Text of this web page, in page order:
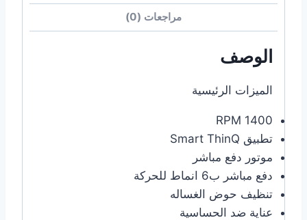
مراجعات (0)
الوصف
الميزات الرئيسية
1400 RPM
تطبيق Smart ThinQ
موتور دفع مباشر
دفع مباشر ب6 انماط للحركة
تنظيف حوض الغساله
عناية ضد الحساسية